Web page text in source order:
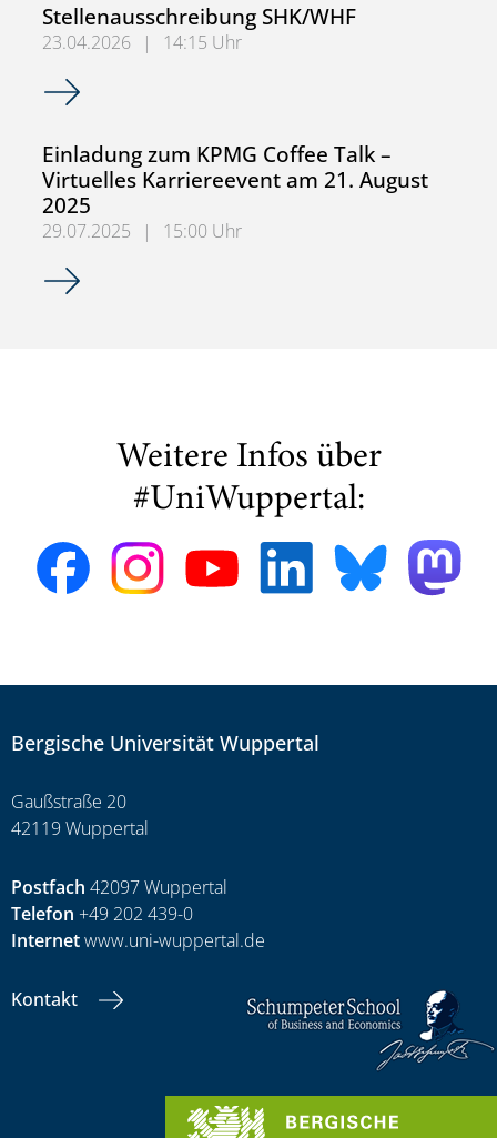
Stellenausschreibung SHK/WHF
23.04.2026 |
14:15 Uhr
Stellenausschreibung SHK/WHF
Einladung zum KPMG Coffee Talk –
Virtuelles Karriereevent am 21. August
2025
29.07.2025 |
15:00 Uhr
Einladung zum KPMG Coffee Talk – Virtuelles
Weitere Infos über
#UniWuppertal:
Bergische Universität Wuppertal
Gaußstraße 20
42119 Wuppertal
Postfach 42097 Wuppertal
Telefon +49 202 439-0
Internetwww.uni-wuppertal.de
Kontakt